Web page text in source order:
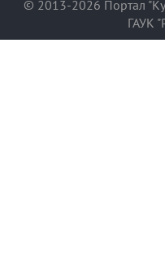
© 2013-2026 Портал
ГАУК